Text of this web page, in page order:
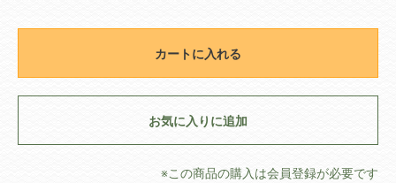
カートに入れる
お気に入りに追加
※この商品の購入は会員登録が必要です